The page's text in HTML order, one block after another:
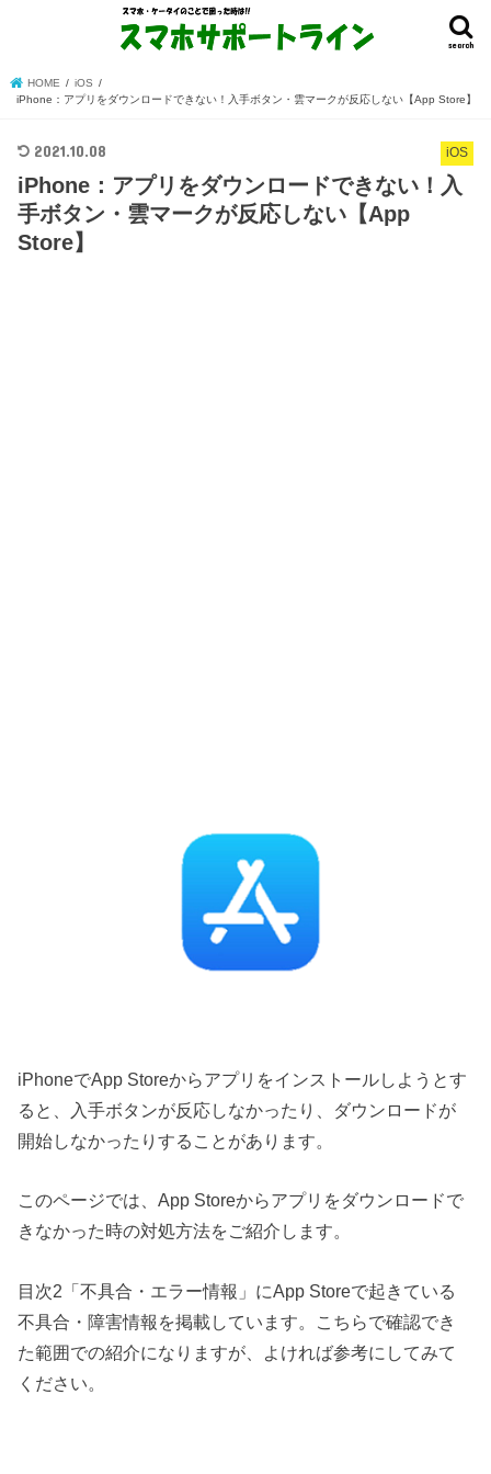
search
HOME
iOS
iPhone：アプリをダウンロードできない！入手ボタン・雲マークが反応しない【App Store】
iOS
2021.10.08
iPhone：アプリをダウンロードできない！入
手ボタン・雲マークが反応しない【App
Store】
iPhoneでApp Storeからアプリをインストールしようとす
ると、入手ボタンが反応しなかったり、ダウンロードが
開始しなかったりすることがあります。
このページでは、App Storeからアプリをダウンロードで
きなかった時の対処方法をご紹介します。
目次2「不具合・エラー情報」にApp Storeで起きている
不具合・障害情報を掲載しています。こちらで確認でき
た範囲での紹介になりますが、よければ参考にしてみて
ください。